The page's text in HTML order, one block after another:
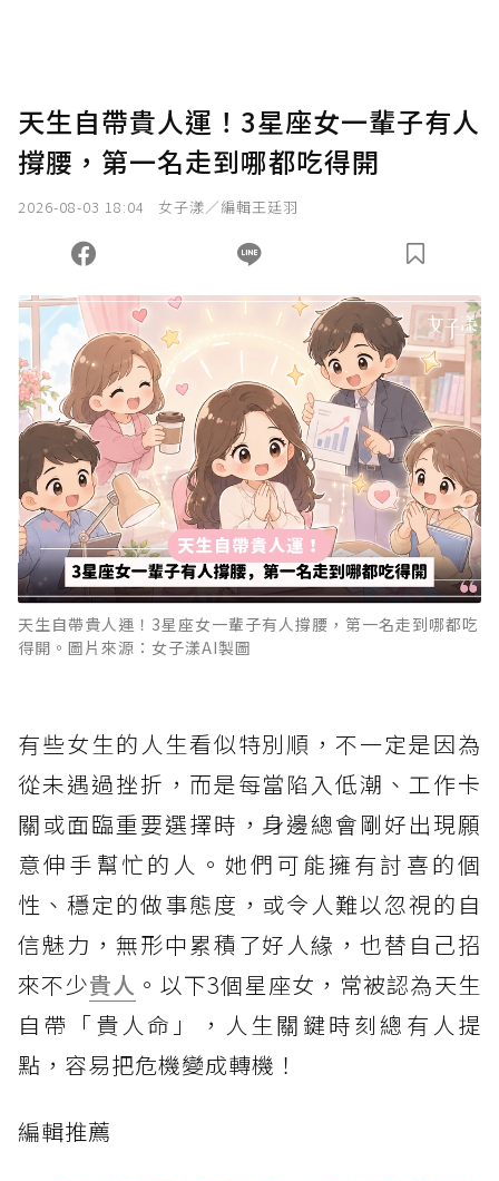
天生自帶貴人運！3星座女一輩子有人
撐腰，第一名走到哪都吃得開
2026-08-03 18:04 女子漾／編輯王廷羽
天生自帶貴人運！3星座女一輩子有人撐腰，第一名走到哪都吃
得開。圖片來源：女子漾AI製圖
有些女生的人生看似特別順，不一定是因為
從未遇過挫折，而是每當陷入低潮、工作卡
關或面臨重要選擇時，身邊總會剛好出現願
意伸手幫忙的人。她們可能擁有討喜的個
性、穩定的做事態度，或令人難以忽視的自
信魅力，無形中累積了好人緣，也替自己招
來不少貴人 。以下3個星座女，常被認為天生
自帶「貴人命」，人生關鍵時刻總有人提
點，容易把危機變成轉機！
編輯推薦